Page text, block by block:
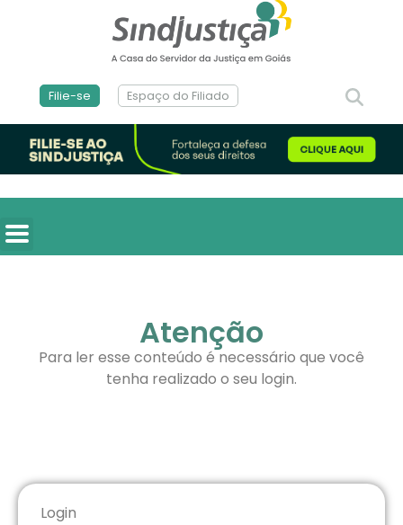
Filie-se Espaço do Filiado
Atenção
Para ler esse conteúdo é necessário que você
tenha realizado o seu login.
Login